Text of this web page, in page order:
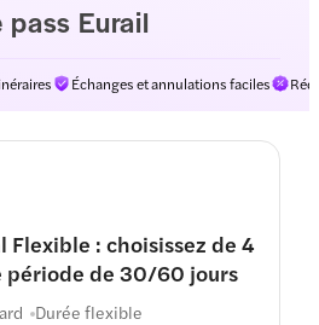
pass Eurail
Échanges et annulations faciles
Flexible : choisissez de 4
période de 30/60 jours
Durée flexible